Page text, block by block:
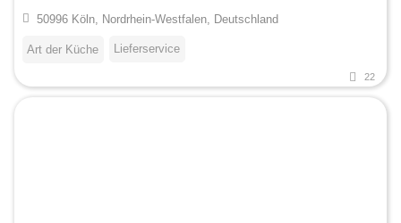
50996 Köln, Nordrhein-Westfalen, Deutschland
Art der Küche Lieferservice
22